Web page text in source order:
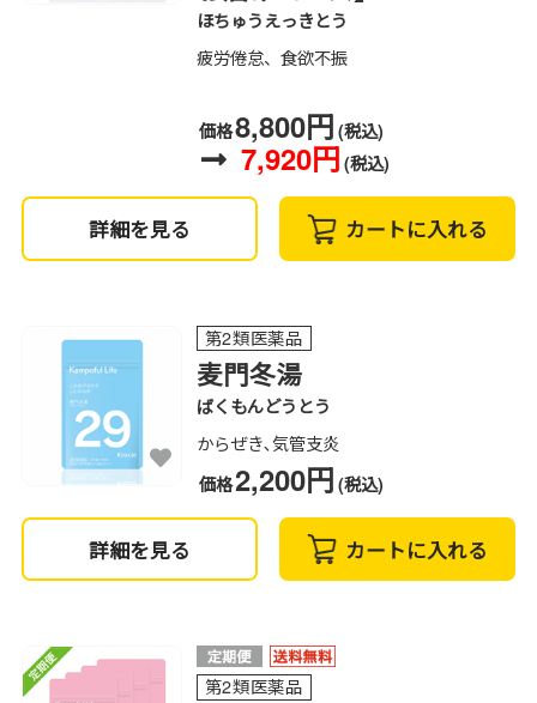
ほちゅうえっきとう
疲労倦怠、食欲不振
価格8,800円 (税込)
7,920円 (税込)
詳細を見る カートに入れる
第2類医薬品
麦門冬湯
ばくもんどうとう
からぜき､気管支炎
価格2,200円 (税込)
詳細を見る カートに入れる
第2類医薬品